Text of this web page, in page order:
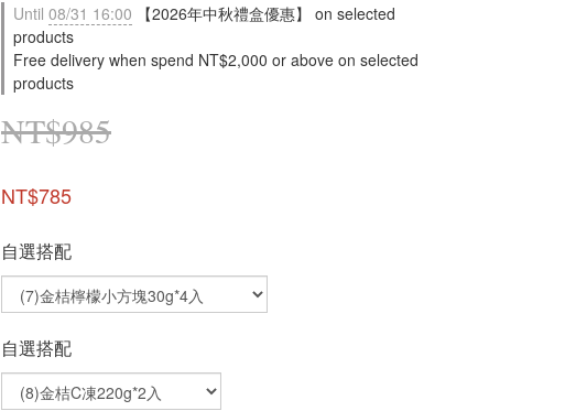
Until 08/31 16:00 【2026年中秋禮盒優惠】 on selected
products
Free delivery when spend NT$2,000 or above on selected
products
NT$985
NT$785
自選搭配
自選搭配